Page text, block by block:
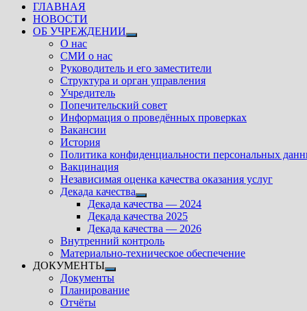
ГЛАВНАЯ
НОВОСТИ
ОБ УЧРЕЖДЕНИИ
Показать
О нас
СМИ о нас
Руководитель и его заместители
Структура и орган управления
Учредитель
Попечительский совет
Информация о проведённых проверках
Вакансии
История
Политика конфиденциальности персональных
Вакцинация
Независимая оценка качества оказания услуг
Декада качества
Показать
подменю
Декада качества — 2024
Декада качества 2025
Декада качества — 2026
Внутренний контроль
Материально-техническое обеспечение
ДОКУМЕНТЫ
Показать
подменю
Документы
Планирование
Отчёты